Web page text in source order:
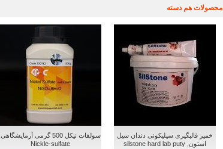
محصولات هم دسته
خمیر قالبگیری سیلیکونی دندان سیل
استون, silstone hard lab puty
سولفات نیکل 500 گرمی آزمایشگاهی
Nickle-sulfate